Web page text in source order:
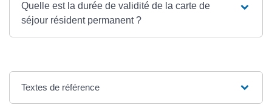
Quelle est la durée de validité de la carte de
séjour résident permanent ?
Textes de référence